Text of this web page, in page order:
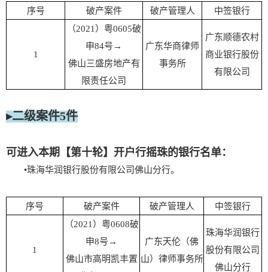
序号 破产案件 破产管理人 中签银行
1
（2021）粤0605破
申84号→
佛山三盛房地产有
限责任公司
广东华商律师
事务所
广东顺德农村
商业银行股份
有限公司
▸二级案件5件
可进入本期【第十轮】开户行摇珠的银行名单：
•珠海华润银行股份有限公司佛山分行。
序号 破产案件 破产管理人 中签银行
1
（2021）粤0608破
申8号→
佛山市高明凯丰置
广东天伦（佛
山）律师事务所
珠海华润银行
股份有限公司
佛山分行